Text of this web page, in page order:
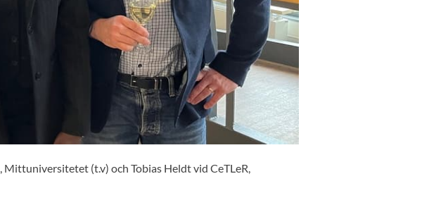
(t.v) och Tobias Heldt vid CeTLeR,